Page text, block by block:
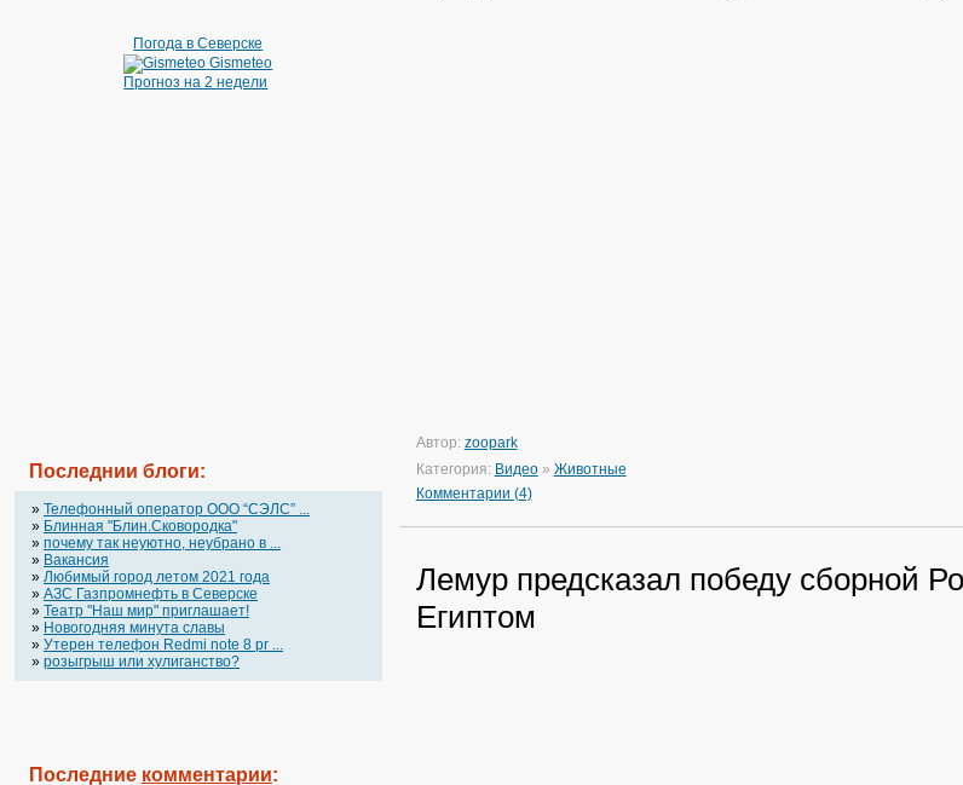
Погода в Северске
Gismeteo
Прогноз на 2 недели
Последнии блоги:
» Телефонный оператор OOO “СЭЛС” ...
» Блинная "Блин.Сковородка"
» почему так неуютно, неубрано в ...
» Вакансия
» Любимый город летом 2021 года
» АЗС Газпромнефть в Северске
» Театр "Наш мир" приглашает!
» Новогодняя минута славы
» Утерен телефон Redmi note 8 pr ...
» розыгрыш или хулиганство?
Последние комментарии:
Автор: zoopark
Категория: Видео» Животные
Комментарии (4)
Лемур предсказал победу сборной
Египтом